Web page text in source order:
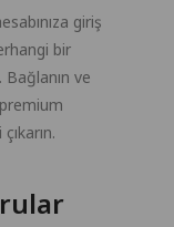
giriş
bir
ve